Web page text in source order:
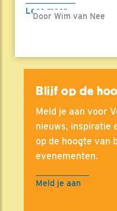
Lees meer
Door Wim van Nee
Blijf op de
Meld je aan voor
nieuws, inspiratie
op de hoogte van
evenementen.
Meld je aan